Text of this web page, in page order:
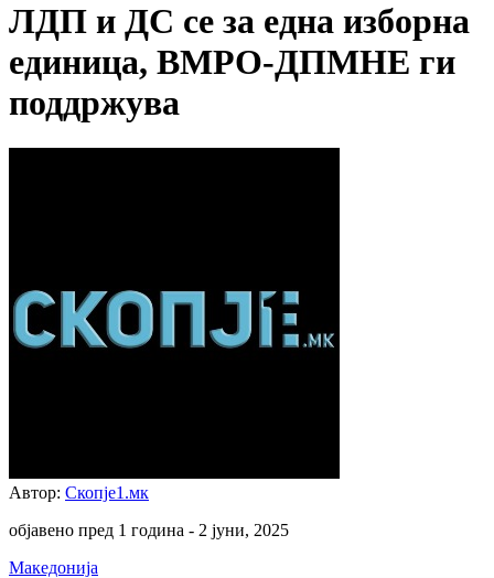
ЛДП и ДС се за една изборна
единица, ВМРО-ДПМНЕ ги
поддржува
Автор: Скопје1.мк
објавено пред 1 година - 2 јуни, 2025
Македонија